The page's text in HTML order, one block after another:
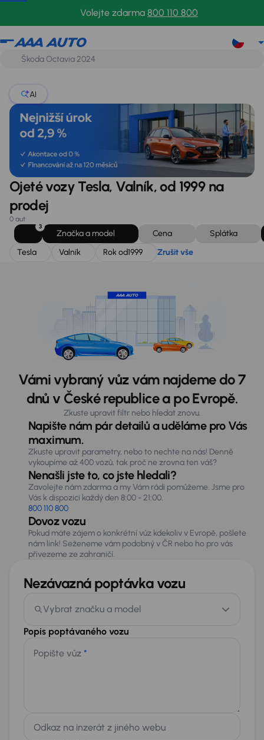
Volejte zdarma 800 110 800
Tesla
AI
Ojeté vozy Tesla, Valník, od 1999 na
prodej
0 aut
3
Značka a model Cena
Splátka
Tesla
Valník Rok od1999 Zrušit vše
Vámi vybraný vůz vám najdeme do 7
dnů v České republice a po Evropě.
Zkuste upravit filtr nebo hledat znovu.
Napište nám pár detailů a uděláme pro Vás
maximum.
Zkuste upravit parametry, nebo to nechte na nás! Denně
vykoupíme až 400 vozů, tak proč ne zrovna ten váš?
Nenašli jste to, co jste hledali?
Zavolejte nám zdarma a my Vám rádi pomůžeme. Jsme pro
Vás k dispozici každý den 8:00 - 21:00.
800 110 800
Dovoz vozu
Pokud máte zájem o konkrétní vůz kdekoliv v Evropě, pošlete
nám link! Seženeme vám podobný v ČR nebo ho pro vás
přivezeme ze zahraničí.
Nezávazná poptávka vozu
Vybrat značku a model
Popis poptávaného vozu
Popište vůz *
Odkaz na inzerát z jiného webu